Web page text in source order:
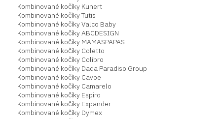
Kombinované kočíky Kunert
Kombinované kočíky Tutis
Kombinované kočíky Valco Baby
Kombinované kočíky ABCDESIGN
Kombinované kočíky MAMASPAPAS
Kombinované kočíky Coletto
Kombinované kočíky Colibro
Kombinované kočíky Dada Paradiso Group
Kombinované kočíky Cavoe
Kombinované kočíky Camarelo
Kombinované kočíky Espiro
Kombinované kočíky Expander
Kombinované kočíky Dymex